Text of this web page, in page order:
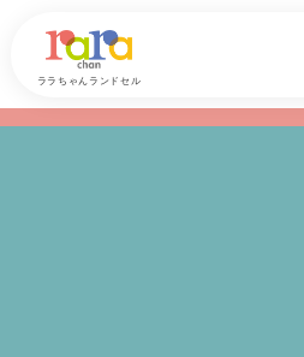
ララちゃんランドセル